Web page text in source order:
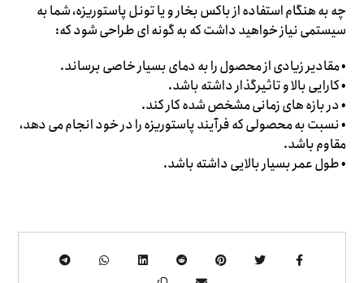
چه به هنگام استفاده از باکس بخار و یا تونل پاستوریزه، شما به
سیستمی نیاز خواهید داشت که به گونه ای طراحی شود که:
• مقادیر زیادی از محصول را به دمای بسیار خاصی برساند.
• کارایی بالا و تاثیرگذار داشته باشد.
• در بازه های زمانی مشخص شده کار کند.
• نسبت به محصولی که فرآیند پاستوریزه را در خود انجام می دهد،
مقاوم باشد.
• طول عمر بسیار بالایی داشته باشد.